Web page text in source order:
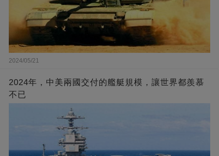
2024/05/21
2024年，中美兩國交付的艦艇規模，讓世界都羨慕
不已